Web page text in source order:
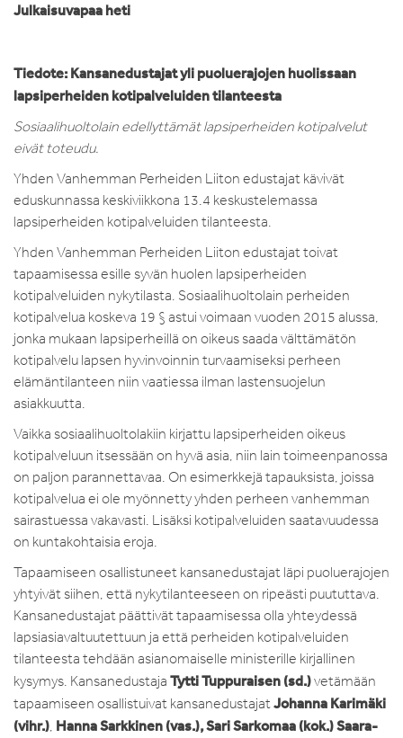
Julkaisuvapaa heti
Tiedote: Kansanedustajat yli puoluerajojen huolissaan
lapsiperheiden kotipalveluiden tilanteesta
Sosiaalihuoltolain edellyttämät lapsiperheiden kotipalvelut
eivät toteudu.
Yhden Vanhemman Perheiden Liiton edustajat kävivät
eduskunnassa keskiviikkona 13.4 keskustelemassa
lapsiperheiden kotipalveluiden tilanteesta.
Yhden Vanhemman Perheiden Liiton edustajat toivat
tapaamisessa esille syvän huolen lapsiperheiden
kotipalveluiden nykytilasta. Sosiaalihuoltolain perheiden
kotipalvelua koskeva 19 § astui voimaan vuoden 2015 alussa,
jonka mukaan lapsiperheillä on oikeus saada välttämätön
kotipalvelu lapsen hyvinvoinnin turvaamiseksi perheen
elämäntilanteen niin vaatiessa ilman lastensuojelun
asiakkuutta.
Vaikka sosiaalihuoltolakiin kirjattu lapsiperheiden oikeus
kotipalveluun itsessään on hyvä asia, niin lain toimeenpanossa
on paljon parannettavaa. On esimerkkejä tapauksista, joissa
kotipalvelua ei ole myönnetty yhden perheen vanhemman
sairastuessa vakavasti. Lisäksi kotipalveluiden saatavuudessa
on kuntakohtaisia eroja.
Tapaamiseen osallistuneet kansanedustajat läpi puoluerajojen
yhtyivät siihen, että nykytilanteeseen on ripeästi puututtava.
Kansanedustajat päättivät tapaamisessa olla yhteydessä
lapsiasiavaltuutettuun ja että perheiden kotipalveluiden
tilanteesta tehdään asianomaiselle ministerille kirjallinen
kysymys. Kansanedustaja Tytti Tuppuraisen (sd.)vetämään
tapaamiseen osallistuivat kansanedustajatJohanna Karimäki
(vihr.), Hanna Sarkkinen (vas.),Sari Sarkomaa (kok.)Saara-